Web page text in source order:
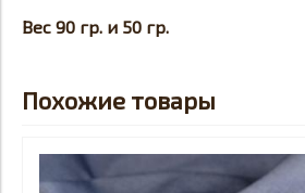
Вес 90 гр. и 50 гр.
Похожие товары